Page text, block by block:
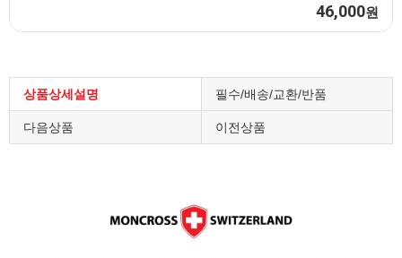
100,000원
상품상세설명 필수/배송/교환/반품
다음상품 이전상품